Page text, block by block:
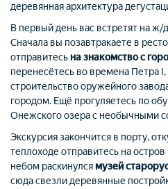
деревянная архитектура
В первый день вас встретят на ж/
Сначала вы позавтракаете в
отправитесьна знакомство с
перенесётесь во времена Петра
строительство оружейного
городом. Ещё прогуляетесь по
Онежского озера с необычными
Экскурсия закончится в порту,
теплоходе отправитесь на остров
небом раскинулсямузей
сюда свезли деревянные